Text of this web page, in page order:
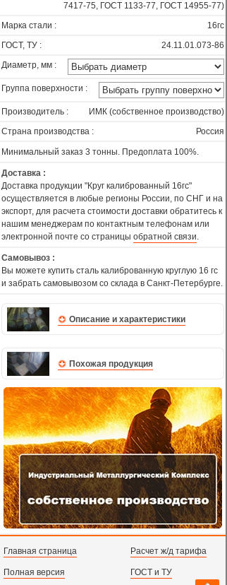
7417-75, ГОСТ 1133-77, ГОСТ 14955-77)
Марка стали :
16гс
ГОСТ, ТУ :
24.11.01.073-86
Диаметр, мм :
Группа поверхности :
Производитель :
ИМК (собственное производство)
Страна производства :
Россия
Минимальный заказ 3 тонны. Предоплата 100%.
Доставка :
Доставка продукции "Круг калиброванный 16гс"
осуществляется в любые регионы России, по СНГ и на
экспорт, для расчета стоимости доставки обратитесь к
нашим менеджерам по контактным телефонам или
электронной почте со страницы обратной связи.
Самовывоз :
Вы можете купить сталь калиброванную круглую 16 гс
и забрать самовывозом со склада в Санкт-Петербурге.
Описание и характеристики
Похожая продукция
Главная страница
Полная версия
Расчет ж/д тарифа
ГОСТ и ТУ